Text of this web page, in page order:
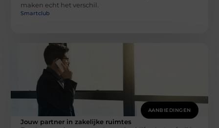
maken echt het verschil.
Smartclub
AANBIEDINGEN
Jouw partner in zakelijke ruimtes